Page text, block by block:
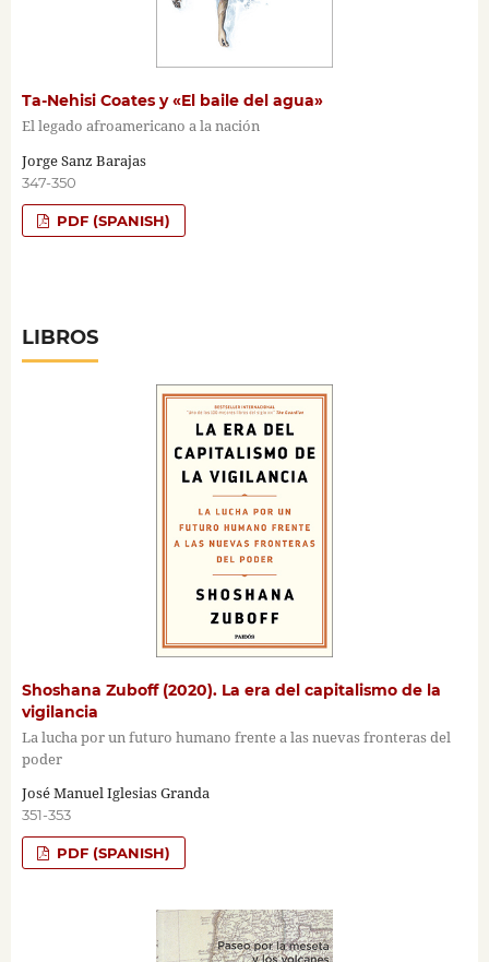
Ta-Nehisi Coates y «El baile del agua»
El legado afroamericano a la nación
Jorge Sanz Barajas
347-350
PDF (SPANISH)
LIBROS
Shoshana Zuboff (2020). La era del capitalismo de la
vigilancia
La lucha por un futuro humano frente a las nuevas fronteras del
poder
José Manuel Iglesias Granda
351-353
PDF (SPANISH)